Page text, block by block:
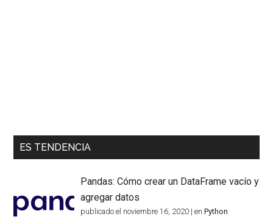
ES TENDENCIA
Pandas: Cómo crear un DataFrame vacío y
agregar datos
publicado el noviembre 16, 2020 |enPython